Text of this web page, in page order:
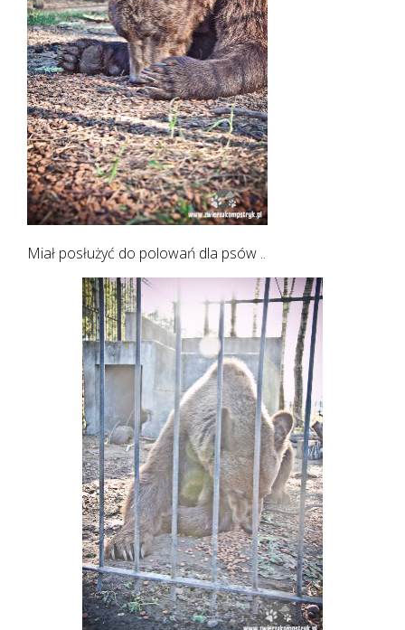
Miał posłużyć do polowań dla psów ..